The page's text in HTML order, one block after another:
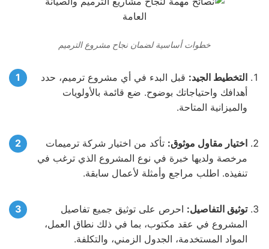
خطوات أساسية لضمان نجاح مشروع الترميم
التخطيط الجيد: قبل البدء في أي مشروع ترميم، حدد
أهدافك واحتياجاتك بوضوح. ضع قائمة بالأولويات
والميزانية المتاحة.
اختيار مقاول موثوق: تأكد من اختيار شركة ترميمات
مرخصة ولديها خبرة في نوع المشروع الذي ترغب في
تنفيذه. اطلب مراجع وأمثلة لأعمال سابقة.
توثيق التفاصيل: احرص على توثيق جميع تفاصيل
المشروع في عقد مكتوب، بما في ذلك نطاق العمل،
المواد المستخدمة، الجدول الزمني، والتكلفة.